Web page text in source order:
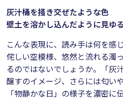
灰汁桶を掻き交ぜたような色
壁土を溶かし込んだように見ゆる
こんな表現に、読み手は何を感
侘しい空模様、悠然と流れる濁
るのではないでしょうか。「灰
醸すのイメージ、さらには匂い
「物静かな日」の様子を濃密に